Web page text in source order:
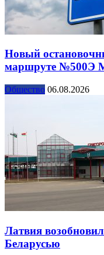
Новый
маршруте №500Э
Общество 06.08.2026
Латвия
Беларусью